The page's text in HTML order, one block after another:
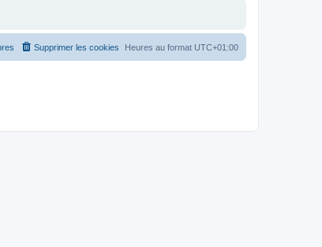
Heures au format UTC+01:00
Supprimer les cookies